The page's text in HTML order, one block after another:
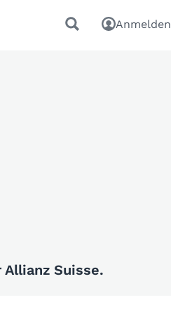
Anmelden
Suisse.